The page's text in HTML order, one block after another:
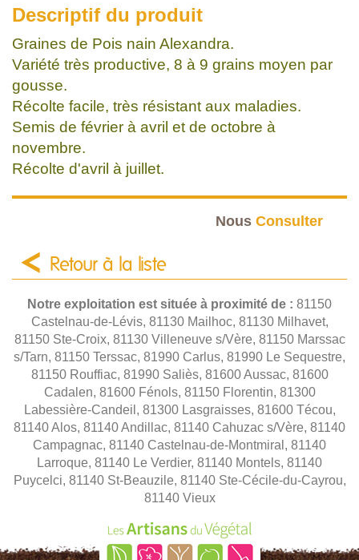
Descriptif du produit
Graines de Pois nain Alexandra.
Variété très productive, 8 à 9 grains moyen par
gousse.
Récolte facile, très résistant aux maladies.
Semis de février à avril et de octobre à
novembre.
Récolte d'avril à juillet.
Nous Consulter
Retour à la liste
Notre exploitation est située à proximité de : 81150
Castelnau-de-Lévis, 81130 Mailhoc, 81130 Milhavet,
81150 Ste-Croix, 81130 Villeneuve s/Vère, 81150 Marssac
s/Tarn, 81150 Terssac, 81990 Carlus, 81990 Le Sequestre,
81150 Rouffiac, 81990 Saliès, 81600 Aussac, 81600
Cadalen, 81600 Fénols, 81150 Florentin, 81300
Labessière-Candeil, 81300 Lasgraisses, 81600 Técou,
81140 Alos, 81140 Andillac, 81140 Cahuzac s/Vère, 81140
Campagnac, 81140 Castelnau-de-Montmiral, 81140
Larroque, 81140 Le Verdier, 81140 Montels, 81140
Puycelci, 81140 St-Beauzile, 81140 Ste-Cécile-du-Cayrou,
81140 Vieux